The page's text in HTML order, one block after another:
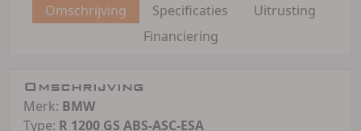
Omschrijving Specificaties
Uitrusting
Financiering
Omschrijving
Merk: BMW
Type: R 1200 GS ABS-ASC-ESA